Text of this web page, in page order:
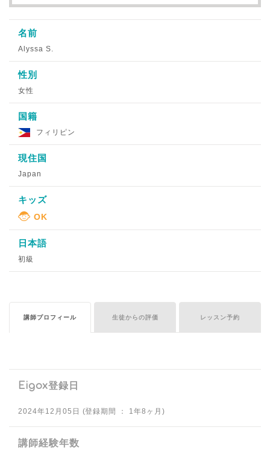
名前
Alyssa S.
性別
女性
国籍
フィリピン
現住国
Japan
キッズ
日本語
初級
講師プロフィール 生徒からの評価 レッスン予約
Eigox登録日
2024年12月05日 (登録期間 ： 1年8ヶ月)
講師経験年数